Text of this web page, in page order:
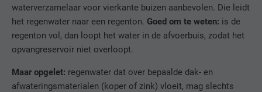
waterverzamelaar voor vierkante buizen aanbevolen. Die leidt
het regenwater naar een regenton. Goed om te weten: is de
regenton vol, dan loopt het water in de afvoerbuis, zodat het
opvangreservoir niet overloopt.
Maar opgelet: regenwater dat over bepaalde dak- en
afwateringsmaterialen (koper of zink) vloeit, mag slechts